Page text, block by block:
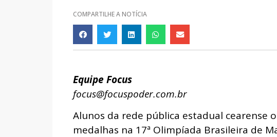
COMPARTILHE A NOTÍCIA
Equipe Focus
focus@focuspoder.com.br
Alunos da rede pública estadual cearense
medalhas na 17ª Olimpíada Brasileira de